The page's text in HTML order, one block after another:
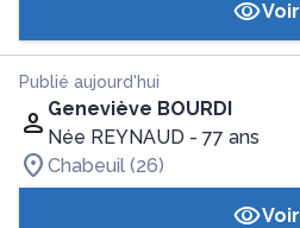
Voir
Publié aujourd'hui
Geneviève BOURDI
Née REYNAUD - 77 ans
Chabeuil (26)
Voir